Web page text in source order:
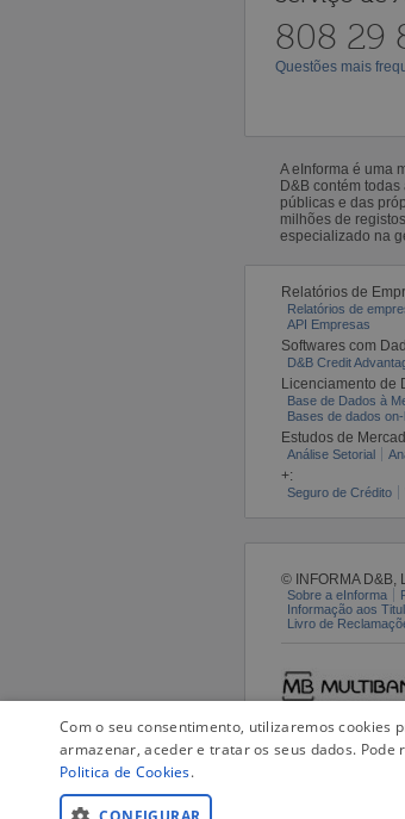
808 29
Questões mais
A eInforma é uma
D&B contém
públicas e das
milhões de
especializado na
Relatórios de
Relatórios de
API Empresas
Softwares com
D&B Credit
Licenciamento de
Base de Dados à
Bases de dados on-
Estudos de
Análise Setorial
+:
Seguro de Crédito
© INFORMA D&B,
Sobre a eInforma
Informação aos
Livro de
Com o seu consentimento, utilizaremos cookies
armazenar, aceder e tratar os seus dados.
Politica de Cookies.